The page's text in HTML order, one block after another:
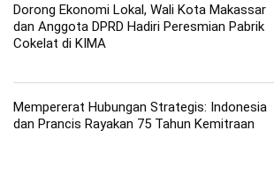
Dorong Ekonomi Lokal, Wali Kota Makassar
dan Anggota DPRD Hadiri Peresmian Pabrik
Cokelat di KIMA
Mempererat Hubungan Strategis: Indonesia
dan Prancis Rayakan 75 Tahun Kemitraan